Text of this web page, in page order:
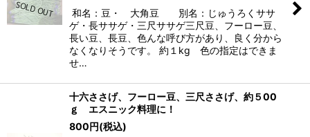
絞り込む
和名：豆・ 大角豆 別名：じゅうろくササ
ゲ・長ササゲ・三尺ササゲ三尺豆、フーロー豆、
長い豆、長豆、色んな呼び方があり、良く分から
なくなりそうです。 約１kg 色の指定はできま
せ…
十六ささげ、フーロー豆、三尺ささげ、約５00
ｇ エスニック料理に！
800円(税込)